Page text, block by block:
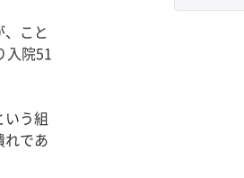
こと
入院51
う組
れであ